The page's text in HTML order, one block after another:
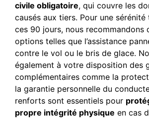
civile obligatoire, qui couvre les
causés aux tiers. Pour une
ces 90 jours, nous recommandons
options telles que l’assistance
contre le vol ou le bris de glace.
également à votre disposition des
complémentaires comme la
la garantie personnelle du
renforts sont essentiels pour
propre intégrité physique en cas